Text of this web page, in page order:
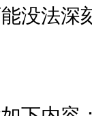
没法深